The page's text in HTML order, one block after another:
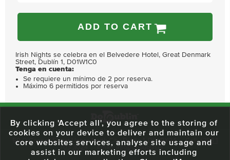
ADD TO CART
Irish Nights se celebra en el Belvedere Hotel, Great Denmark
Street, Dublín 1, D01W1C0
Tenga en cuenta:
Se requiere un mínimo de 2 por reserva.
Máximo 6 permitidos por reserva
59 O'Connell Street Upper, North City, Dublin 1, D01 RX04 Call:+353 1
703 3024
Email: info@dodublin.ie
By clicking 'Accept all', you agree to the storing of
cookies on your device to deliver and maintain our
core websites services, analyse site usage and
assist in our marketing efforts including